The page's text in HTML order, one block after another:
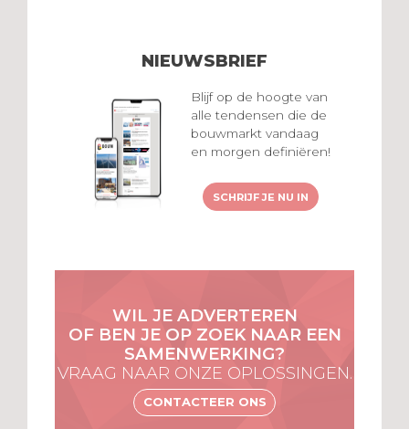
NIEUWSBRIEF
Blijf op de hoogte van
alle tendensen die de
bouwmarkt vandaag
en morgen definiëren!
SCHRIJF JE NU IN
WIL JE ADVERTEREN
OF BEN JE OP ZOEK NAAR EEN
SAMENWERKING?
VRAAG NAAR ONZE OPLOSSINGEN.
CONTACTEER ONS